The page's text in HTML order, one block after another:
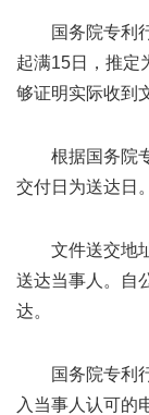
国务院专利
起满15日，推定
够证明实际收到
根据国务院
交付日为送达日。
文件送交地
送达当事人。自
达。
国务院专利
入当事人认可的